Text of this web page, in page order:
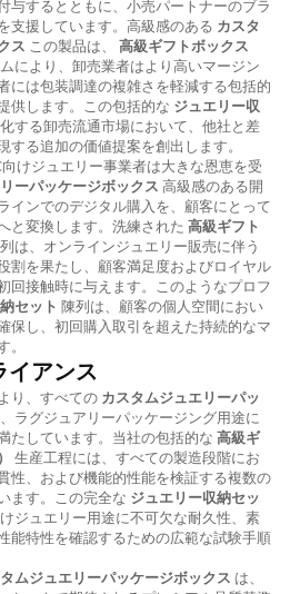
与するとともに、小売パートナーのブラ
支援しています。高級感のある カスタ
ス この製品は、 高級ギフトボックス
により、卸売業者はより高いマージン
には包装調達の複雑さを軽減する包括的
供します。この包括的な ジュエリー収
する卸売流通市場において、他社と差
する追加の価値提案を創出します。
けジュエリー事業者は大きな恩恵を受
ーパッケージボックス 高級感のある開
インでのデジタル購入を、顧客にとって
と変換します。洗練された 高級ギフト
は、オンラインジュエリー販売に伴う
割を果たし、顧客満足度およびロイヤル
回接触時に与えます。このようなプロフ
セット 陳列は、顧客の個人空間におい
保し、初回購入取引を超えた持続的なマ
。
イアンス
り、すべての カスタムジュエリーパッ
ラグジュアリーパッケージング用途に
たしています。当社の包括的な 高級ギ
生産工程には、すべての製造段階にお
性、および機能的性能を検証する複数の
ます。この完全な ジュエリー収納セッ
ジュエリー用途に不可欠な耐久性、素
能特性を確認するための広範な試験手順
ムジュエリーパッケージボックス は、